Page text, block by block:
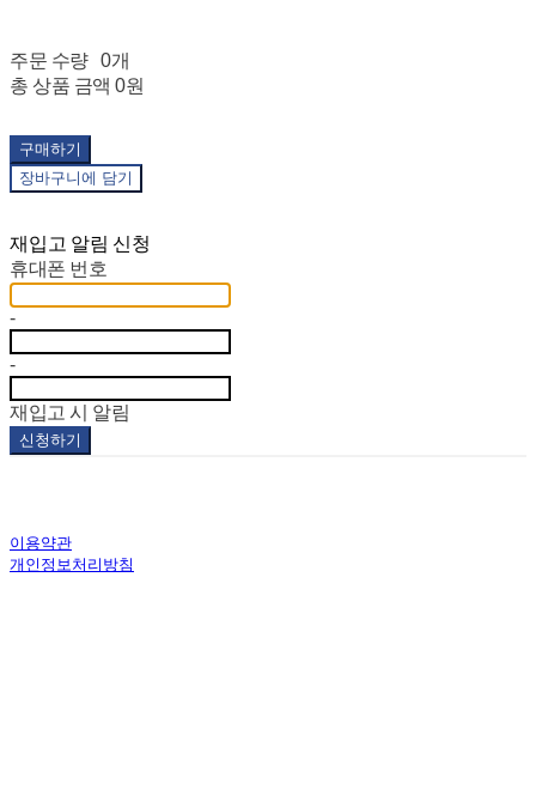
주문 수량
0개
총 상품 금액 0원
구매하기
장바구니에 담기
재입고 알림 신청
휴대폰 번호
-
-
재입고 시 알림
신청하기
이용약관
개인정보처리방침